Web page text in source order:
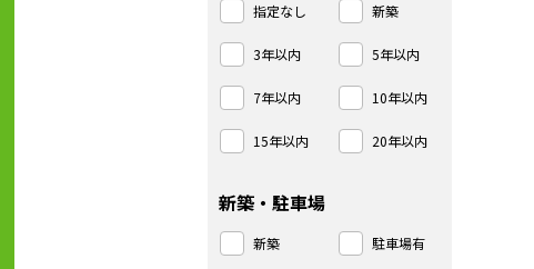
指定なし 新築
3年以内 5年以内
7年以内 10年以内
15年以内 20年以内
新築・駐車場
新築 駐車場有